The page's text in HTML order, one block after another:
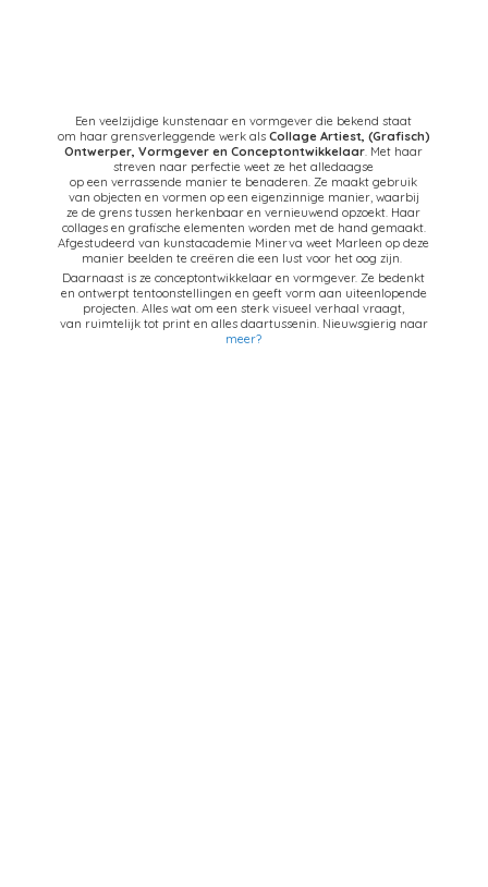
Een veelzijdige kunstenaar en vormgever die bekend staat
om haar grensverleggende werk als Collage Artiest, (Grafisch)
Ontwerper, Vormgever en Conceptontwikkelaar. Met haar
streven naar perfectie weet ze het alledaagse
op een verrassende manier te benaderen. Ze maakt gebruik
van objecten en vormen op een eigenzinnige manier, waarbij
ze de grens tussen herkenbaar en vernieuwend opzoekt. Haar
collages en grafische elementen worden met de hand gemaakt.
Afgestudeerd van kunstacademie Minerva weet Marleen op deze
manier beelden te creëren die een lust voor het oog zijn.
Daarnaast is ze conceptontwikkelaar en vormgever. Ze bedenkt
en ontwerpt tentoonstellingen en geeft vorm aan uiteenlopende
projecten. Alles wat om een sterk visueel verhaal vraagt,
van ruimtelijk tot print en alles daartussenin. Nieuwsgierig naar
meer?